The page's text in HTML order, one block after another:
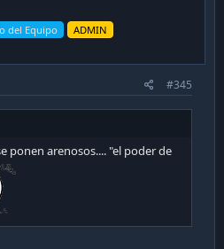
del Equipo ADMIN
#345
ponen arenosos.... "el poder de